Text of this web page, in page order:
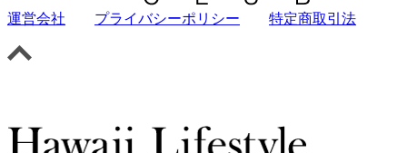
運営会社 プライバシーポリシー 特定商取引法